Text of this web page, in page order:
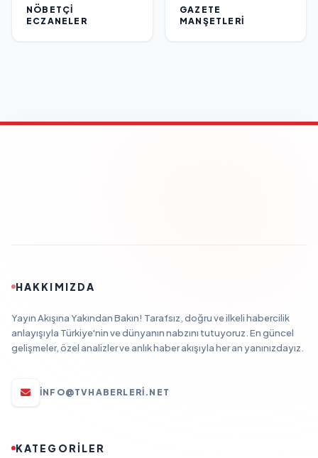
NÖBETÇI
ECZANELER
GAZETE
MANŞETLERI
HAKKIMIZDA
Yayın Akışına Yakından Bakın! Tarafsız, doğru ve ilkeli habercilik
anlayışıyla Türkiye'nin ve dünyanın nabzını tutuyoruz. En güncel
gelişmeler, özel analizler ve anlık haber akışıyla her an yanınızdayız.
INFO@TVHABERLERI.NET
KATEGORİLER